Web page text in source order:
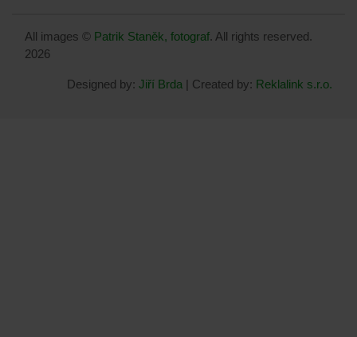
All images © Patrik Staněk, fotograf. All rights reserved.
2026
Designed by: Jiří Brda | Created by: Reklalink s.r.o.